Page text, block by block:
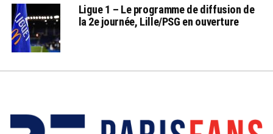
Ligue 1 – Le programme de diffusion de
la 2e journée, Lille/PSG en ouverture